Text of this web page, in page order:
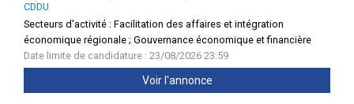
CDDU
Secteurs d'activité : Facilitation des affaires et intégration
économique régionale ; Gouvernance économique et financière
Date limite de candidature : 23/08/2026 23:59
Voir l'annonce